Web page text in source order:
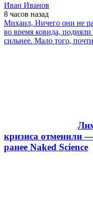
Иван Иванов
8 часов назад
Михаил, Ничего они не
во время ковида,
сильнее. Мало того,
кризиса отменили
ранее Naked Science